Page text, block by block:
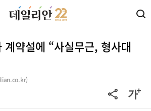
계약설에 “사실무근, 형사대